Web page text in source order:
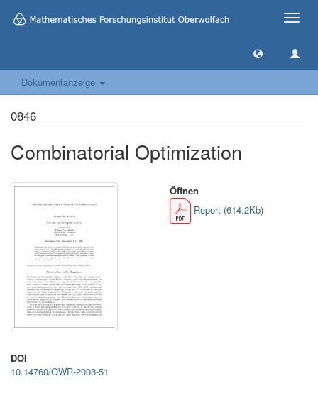
Toggle
Dokumentanzeige
0846
Combinatorial Optimization
Öffnen
Report (614.2Kb)
DOI
10.14760/OWR-2008-51